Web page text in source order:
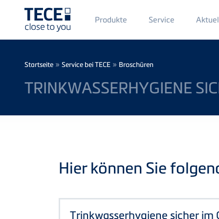
Main
Menü
1
Produkte Service
Breadcrumb
Startseite » Service bei TECE » Broschüren
TRINKWASSERHYGIENE
Hier können Sie
Trinkwasserhygiene sicher im